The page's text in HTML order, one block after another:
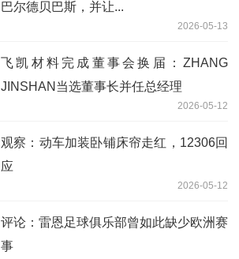
巴尔德贝巴斯，并让...
2026-05-13
飞凯材料完成董事会换届：ZHANG
JINSHAN当选董事长并任总经理
2026-05-12
观察：动车加装卧铺床帘走红，12306回
应
2026-05-12
评论：雷恩足球俱乐部曾如此缺少欧洲赛
事